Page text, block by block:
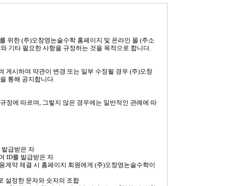
위한 (주)오창영논술수학 홈페이지 및 온라인 몰 (주소
기타 필요한 사항을 규정하는 것을 목적으로 합니다.
게시하며 약관이 변경 또는 일부 수정될 경우 (주)오창
통해 공지합니다.
정에 따르며, 그렇지 않은 경우에는 일반적인 관례에 따
급받은 자
ID를 발급받은 자
계약 체결 시 홈페이지 회원에게 (주)오창영논술수학이
설정한 문자와 숫자의 조합